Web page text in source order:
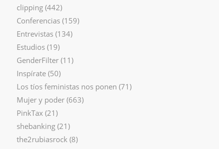
clipping(442)
Conferencias(159)
Entrevistas(134)
Estudios(19)
GenderFilter(11)
Inspírate(50)
Los tíos feministas nos ponen (71)
Mujer y poder(663)
PinkTax (21)
shebanking(21)
the2rubiasrock (8)